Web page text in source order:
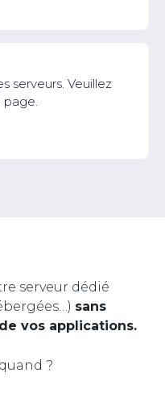
serveurs. Veuillez
page.
serveur dédié
sans
vos applications.
?